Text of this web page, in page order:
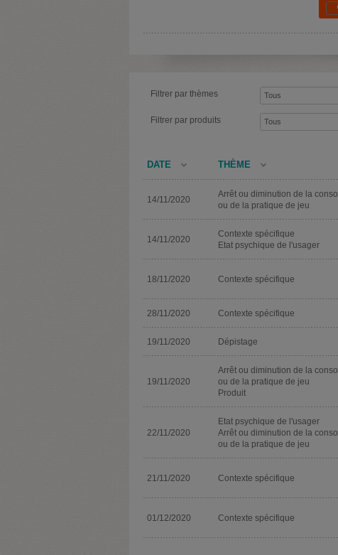
Filtrer par thèmes
Filtrer par produits
DATE THÈME
14/11/2020
Arrêt ou diminution de la conso.
ou de la pratique de jeu
14/11/2020
Contexte spécifique
Etat psychique de l'usager
18/11/2020 Contexte spécifique
28/11/2020 Contexte spécifique
19/11/2020 Dépistage
19/11/2020
Arrêt ou diminution de la conso.
ou de la pratique de jeu
Produit
22/11/2020
Etat psychique de l'usager
Arrêt ou diminution de la conso.
ou de la pratique de jeu
21/11/2020 Contexte spécifique
01/12/2020 Contexte spécifique